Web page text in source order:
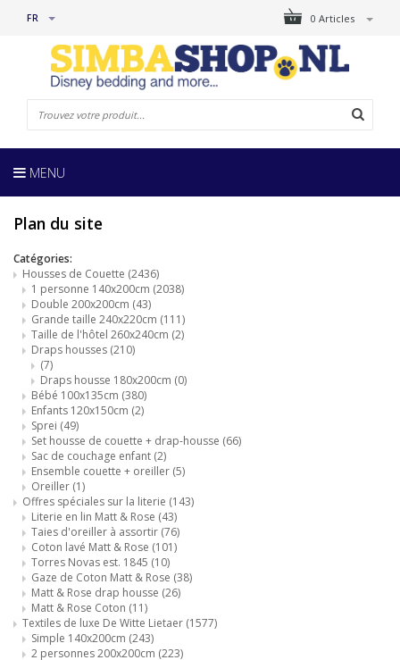
0 Articles
FR
MENU
Plan du site
Catégories:
Housses de Couette (2436)
1 personne 140x200cm (2038)
Double 200x200cm (43)
Grande taille 240x220cm (111)
Taille de l'hôtel 260x240cm (2)
Draps housses (210)
(7)
Draps housse 180x200cm (0)
Bébé 100x135cm (380)
Enfants 120x150cm (2)
Sprei (49)
Set housse de couette + drap-housse (66)
Sac de couchage enfant (2)
Ensemble couette + oreiller (5)
Oreiller (1)
Offres spéciales sur la literie (143)
Literie en lin Matt & Rose (43)
Taies d'oreiller à assortir (76)
Coton lavé Matt & Rose (101)
Torres Novas est. 1845 (10)
Gaze de Coton Matt & Rose (38)
Matt & Rose drap housse (26)
Matt & Rose Coton (11)
Textiles de luxe De Witte Lietaer (1577)
Simple 140x200cm (243)
2 personnes 200x200cm (223)